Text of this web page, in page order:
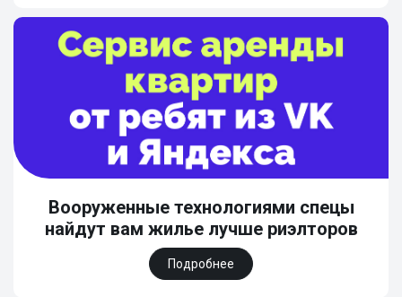
Вооруженные технологиями спецы
найдут вам жилье лучше риэлторов
Подробнее